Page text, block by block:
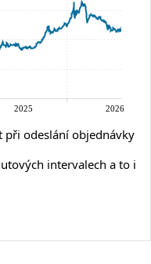
při odeslání objednávky
intervalech a to i